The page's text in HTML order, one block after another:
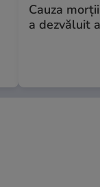
Cauza
a dezvăluit